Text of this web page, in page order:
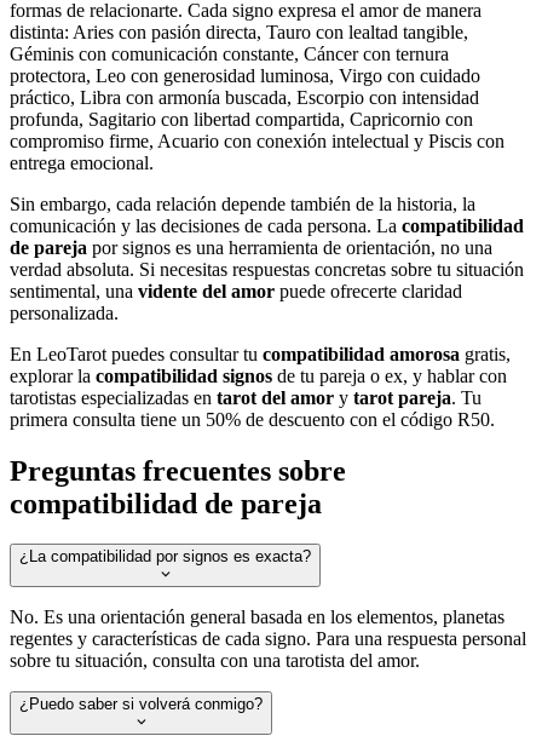
formas de relacionarte. Cada signo expresa el amor de manera
distinta: Aries con pasión directa, Tauro con lealtad tangible,
Géminis con comunicación constante, Cáncer con ternura
protectora, Leo con generosidad luminosa, Virgo con cuidado
práctico, Libra con armonía buscada, Escorpio con intensidad
profunda, Sagitario con libertad compartida, Capricornio con
compromiso firme, Acuario con conexión intelectual y Piscis con
entrega emocional.
Sin embargo, cada relación depende también de la historia, la
comunicación y las decisiones de cada persona. La compatibilidad
de pareja por signos es una herramienta de orientación, no una
verdad absoluta. Si necesitas respuestas concretas sobre tu situación
sentimental, una vidente del amor puede ofrecerte claridad
personalizada.
En LeoTarot puedes consultar tu compatibilidad amorosa gratis,
explorar la compatibilidad signos de tu pareja o ex, y hablar con
tarotistas especializadas en tarot del amor y tarot pareja. Tu
primera consulta tiene un 50% de descuento con el código R50.
Preguntas frecuentes sobre
compatibilidad de pareja
¿La compatibilidad por signos es exacta?
No. Es una orientación general basada en los elementos, planetas
regentes y características de cada signo. Para una respuesta personal
sobre tu situación, consulta con una tarotista del amor.
¿Puedo saber si volverá conmigo?